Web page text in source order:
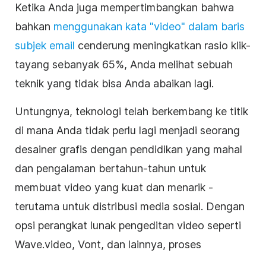
Ketika Anda juga mempertimbangkan bahwa
bahkan menggunakan kata "video" dalam baris
subjek email cenderung meningkatkan rasio klik-
tayang sebanyak 65%, Anda melihat sebuah
teknik yang tidak bisa Anda abaikan lagi.
Untungnya, teknologi telah berkembang ke titik
di mana Anda tidak perlu lagi menjadi seorang
desainer grafis dengan pendidikan yang mahal
dan pengalaman bertahun-tahun untuk
membuat video yang kuat dan menarik -
terutama untuk distribusi media sosial. Dengan
opsi perangkat lunak pengeditan video seperti
Wave.video, Vont, dan lainnya, proses